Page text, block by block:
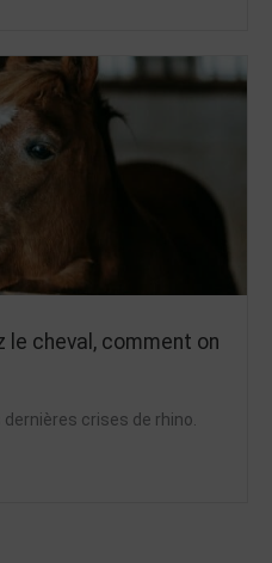
le cheval, comment on
crises de rhino.